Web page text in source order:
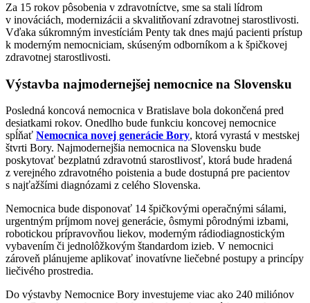
Za 15 rokov pôsobenia v zdravotníctve, sme sa stali lídrom
v inováciách, modernizácii a skvalitňovaní zdravotnej starostlivosti.
Vďaka súkromným investíciám Penty tak dnes majú pacienti prístup
k moderným nemocniciam, skúseným odborníkom a k špičkovej
zdravotnej starostlivosti.
Výstavba najmodernejšej nemocnice na Slovensku
Posledná koncová nemocnica v Bratislave bola dokončená pred
desiatkami rokov. Onedlho bude funkciu koncovej nemocnice
spĺňať Nemocnica novej generácie Bory, ktorá vyrastá v mestskej
štvrti Bory. Najmodernejšia nemocnica na Slovensku bude
poskytovať bezplatnú zdravotnú starostlivosť, ktorá bude hradená
z verejného zdravotného poistenia a bude dostupná pre pacientov
s najťažšími diagnózami z celého Slovenska.
Nemocnica bude disponovať 14 špičkovými operačnými sálami,
urgentným príjmom novej generácie, ôsmymi pôrodnými izbami,
robotickou prípravovňou liekov, moderným rádiodiagnostickým
vybavením či jednolôžkovým štandardom izieb. V nemocnici
zároveň plánujeme aplikovať inovatívne liečebné postupy a princípy
liečivého prostredia.
Do výstavby Nemocnice Bory investujeme viac ako 240 miliónov